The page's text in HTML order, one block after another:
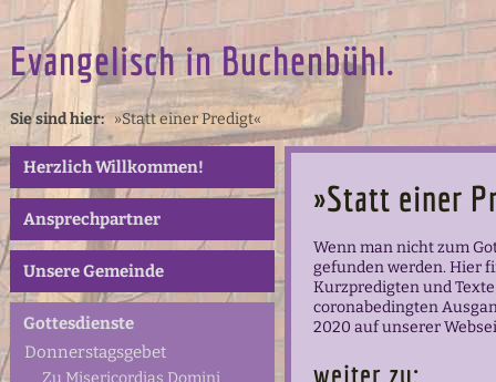
Evangelisch in Buchenbühl.
Sie sind hier:»Statt einer Predigt«
Herzlich Willkommen!
Ansprechpartner
Unsere Gemeinde
Gottesdienste
Donnerstagsgebet
Zu Misericordias Domini
»Statt einer
Wenn man nicht zum
gefunden werden. Hier
Kurzpredigten und
coronabedingten
2020 auf unserer
weiter zu: